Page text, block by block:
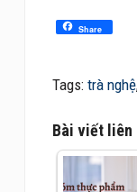
Share
Tags: trà nghệ
Bài viết liên